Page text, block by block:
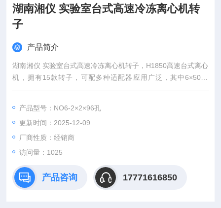
湖南湘仪 实验室台式高速冷冻离心机转
子
产品简介
湖南湘仪 实验室台式高速冷冻离心机转子，H1850高速台式离心
机，拥有15款转子，可配多种适配器应用广泛，其中6×50ml
（圆角/尖角）广泛的应用各领域，此机既能高速离心（18500r/
确保样品的温度；特殊的减震系统，确保运行平稳。
产品型号：NO6-2×2×96孔
更新时间：2025-12-09
厂商性质：经销商
访问量：1025
产品咨询 17771616850